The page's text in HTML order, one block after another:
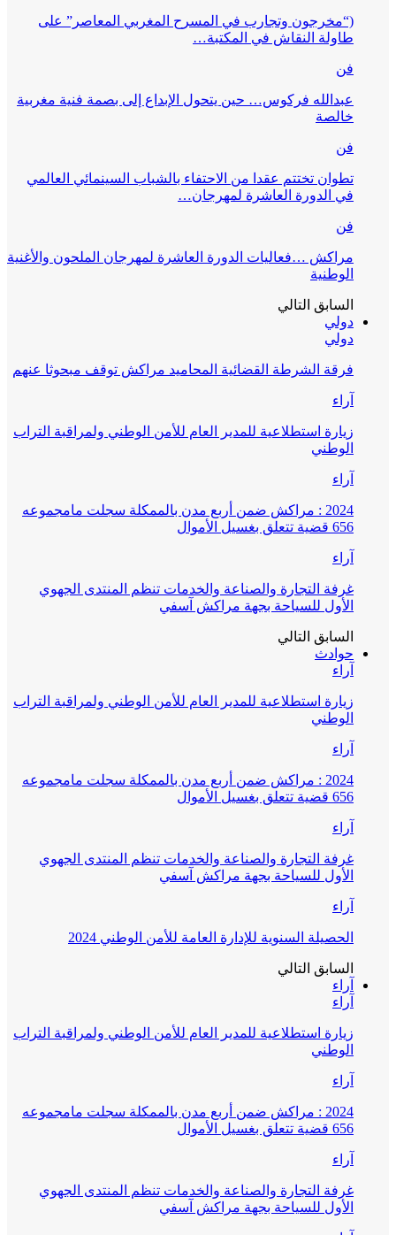
(“مخرجون وتجارب في المسرح المغربي المعاصر” على
طاولة النقاش في المكتبة…
فن
عبدالله فركوس… حين يتحول الإبداع إلى بصمة فنية مغربية
خالصة
فن
تطوان تختتم عقدا من الاحتفاء بالشباب السينمائي العالمي
في الدورة العاشرة لمهرجان…
فن
مراكش …فعاليات الدورة العاشرة لمهرجان الملحون والأغنية
الوطنية
السابق التالي
دولي
دولي
فرقة الشرطة القضائية المحاميد مراكش توقف مبحوثا عنهم
آراء
زيارة استطلاعية للمدير العام للأمن الوطني ولمراقبة التراب
الوطني
آراء
2024 : مراكش ضمن أربع مدن بالممكلة سجلت مامجموعه
656 قضية تتعلق بغسيل الأموال
آراء
غرفة التجارة والصناعة والخدمات تنظم المنتدى الجهوي
الأول للسياحة بجهة مراكش آسفي
السابق التالي
حوادث
آراء
زيارة استطلاعية للمدير العام للأمن الوطني ولمراقبة التراب
الوطني
آراء
2024 : مراكش ضمن أربع مدن بالممكلة سجلت مامجموعه
656 قضية تتعلق بغسيل الأموال
آراء
غرفة التجارة والصناعة والخدمات تنظم المنتدى الجهوي
الأول للسياحة بجهة مراكش آسفي
آراء
الحصيلة السنوية للإدارة العامة للأمن الوطني 2024
السابق التالي
آراء
آراء
زيارة استطلاعية للمدير العام للأمن الوطني ولمراقبة التراب
الوطني
آراء
2024 : مراكش ضمن أربع مدن بالممكلة سجلت مامجموعه
656 قضية تتعلق بغسيل الأموال
آراء
غرفة التجارة والصناعة والخدمات تنظم المنتدى الجهوي
الأول للسياحة بجهة مراكش آسفي